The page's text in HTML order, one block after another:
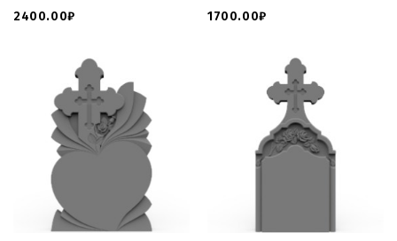
2400.00₽ 1700.00₽